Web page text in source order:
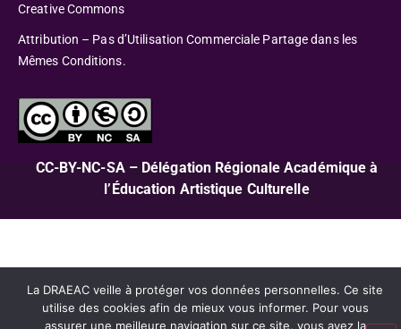
Creative Commons
Attribution – Pas d’Utilisation Commerciale Partage dans les
Mêmes Conditions.
CC-BY-NC-SA – Délégation Régionale Académique à
l’Éducation Artistique Culturelle
La DRAEAC veille à protéger vos données personnelles. Ce site
utilise des cookies afin de mieux vous informer. Pour vous
assurer une meilleure navigation sur ce site, vous avez la